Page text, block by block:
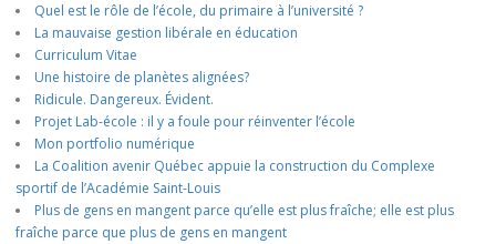
Quel est le rôle de l’école, du primaire à l’université ?
La mauvaise gestion libérale en éducation
Curriculum Vitae
Une histoire de planètes alignées?
Ridicule. Dangereux. Évident.
Projet Lab-école : il y a foule pour réinventer l’école
Mon portfolio numérique
La Coalition avenir Québec appuie la construction du Complexe
sportif de l’Académie Saint-Louis
Plus de gens en mangent parce qu’elle est plus fraîche; elle est plus
fraîche parce que plus de gens en mangent